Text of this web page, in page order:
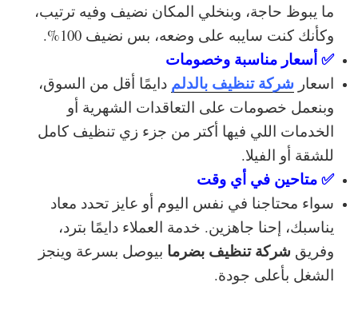
ما يبوظ حاجة، وبنخلي المكان نضيف وفيه ترتيب،
وكأنك كنت سايبه على وضعه، بس نضيف 100%.
✅ أسعار مناسبة وخصومات
اسعار شركة تنظيف بالدلم دايمًا أقل من السوق،
وبنعمل خصومات على التعاقدات الشهرية أو
الخدمات اللي فيها أكتر من جزء زي تنظيف كامل
للشقة أو الفيلا.
✅ متاحين في أي وقت
سواء محتاجنا في نفس اليوم أو عايز تحدد معاد
يناسبك، إحنا جاهزين. خدمة العملاء دايمًا بترد،
وفريق شركة تنظيف بضرما بيوصل بسرعة وينجز
الشغل بأعلى جودة.